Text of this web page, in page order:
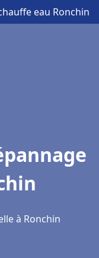
eau Ronchin
à Ronchin